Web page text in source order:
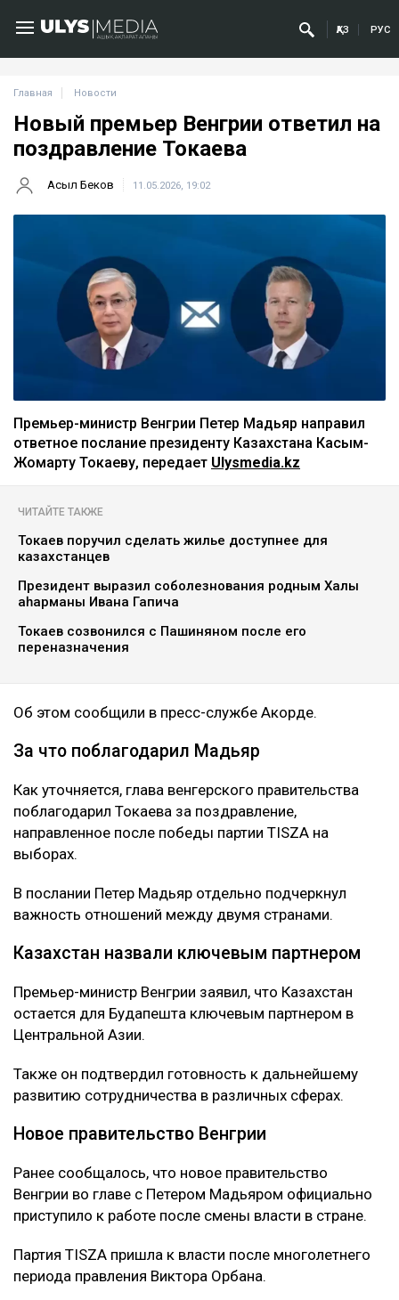
ҚАЗ РУС
Главная Новости
Новый премьер Венгрии ответил на
поздравление Токаева
Асыл Беков 11.05.2026, 19:02
Премьер-министр Венгрии Петер Мадьяр направил
ответное послание президенту Казахстана Касым-
Жомарту Токаеву, передает Ulysmedia.kz
ЧИТАЙТЕ ТАКЖЕ
Токаев поручил сделать жилье доступнее для
казахстанцев
Президент выразил соболезнования родным Халық
қаһарманы Ивана Гапича
Токаев созвонился с Пашиняном после его
переназначения
Об этом сообщили в пресс-службе Акорде.
За что поблагодарил Мадьяр
Как уточняется, глава венгерского правительства
поблагодарил Токаева за поздравление,
направленное после победы партии TISZA на
выборах.
В послании Петер Мадьяр отдельно подчеркнул
важность отношений между двумя странами.
Казахстан назвали ключевым партнером
Премьер-министр Венгрии заявил, что Казахстан
остается для Будапешта ключевым партнером в
Центральной Азии.
Также он подтвердил готовность к дальнейшему
развитию сотрудничества в различных сферах.
Новое правительство Венгрии
Ранее сообщалось, что новое правительство
Венгрии во главе с Петером Мадьяром официально
приступило к работе после смены власти в стране.
Партия TISZA пришла к власти после многолетнего
периода правления Виктора Орбана.